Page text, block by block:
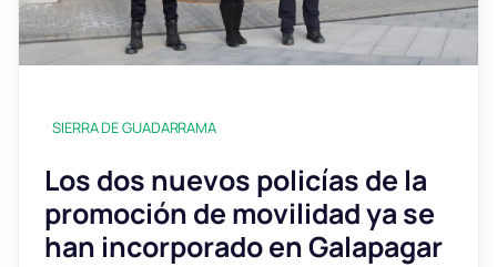
SIERRA DE GUADARRAMA
Los dos nuevos policías de la
promoción de movilidad ya se
han incorporado en Galapagar